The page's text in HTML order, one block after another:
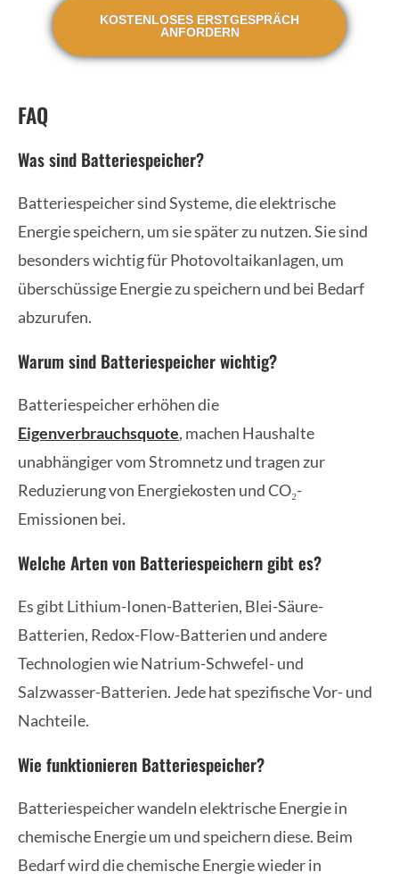
KOSTENLOSES ERSTGESPRÄCH
ANFORDERN
FAQ
Was sind Batteriespeicher?
Batteriespeicher sind Systeme, die elektrische
Energie speichern, um sie später zu nutzen. Sie sind
besonders wichtig für Photovoltaikanlagen, um
überschüssige Energie zu speichern und bei Bedarf
abzurufen.
Warum sind Batteriespeicher wichtig?
Batteriespeicher erhöhen die
Eigenverbrauchsquote, machen Haushalte
unabhängiger vom Stromnetz und tragen zur
Reduzierung von Energiekosten und CO₂-
Emissionen bei.
Welche Arten von Batteriespeichern gibt es?
Es gibt Lithium-Ionen-Batterien, Blei-Säure-
Batterien, Redox-Flow-Batterien und andere
Technologien wie Natrium-Schwefel- und
Salzwasser-Batterien. Jede hat spezifische Vor- und
Nachteile.
Wie funktionieren Batteriespeicher?
Batteriespeicher wandeln elektrische Energie in
chemische Energie um und speichern diese. Beim
Bedarf wird die chemische Energie wieder in